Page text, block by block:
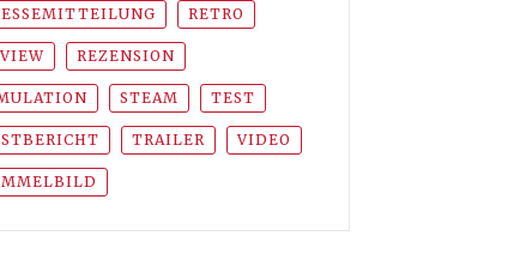
RETRO
REZENSION
STEAM TEST
TRAILER VIDEO